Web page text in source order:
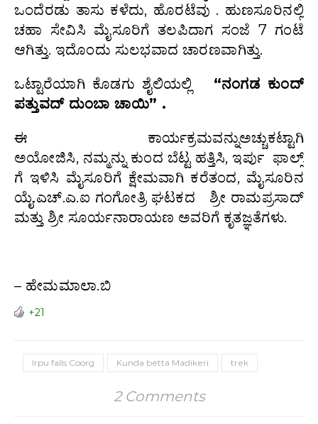
ಒಂದೆರಡು ತಾಸು ಕಳೆದು, ಹೊರಟೆವು . ಹುಣಸೂರಿನಲ್ಲಿ
ಚಹಾ ಸೇವಿಸಿ ಮೈಸೂರಿಗೆ ತಲಪಿದಾಗ ಸಂಜೆ 7 ಗಂಟೆ
ಆಗಿತ್ತು. ಇದೊಂದು ಸುಲಭವಾದ ಚಾರಣವಾಗಿತ್ತು.
ಒಟ್ಟಾರೆಯಾಗಿ ಕೊಡಗು ಶೈಲಿಯಲ್ಲಿ “ನಂಗಡ ಕುಂದ್
ಪತ್ತುವದ್ ದುಂಬಾ ಚಾಯಿ” .
ಈ ಕಾರ್ಯಕ್ರಮವನ್ನುಅಚ್ಚುಕಟ್ಟಾಗಿ
ಅಯೋಜಿಸಿ, ನಮ್ಮನ್ನು ಕುಂದ ಬೆಟ್ಟ ಹತ್ತಿಸಿ, ಇರ್ಪು ಫಾಲ್ಸ್
ಗೆ ಇಳಿಸಿ ಮೈಸೂರಿಗೆ ಕ್ಷೇಮವಾಗಿ ಕರೆತಂದ, ಮೈಸೂರಿನ
ಯೈ.ಎಚ್.ಎ.ಐ ಗಂಗೋತ್ರಿ ಘಟಕದ ಶ್ರೀ ರಾಮಪ್ರಸಾದ್
ಮತ್ತು ಶ್ರೀ ಸೂರ್ಯನಾರಾಯಣ ಅವರಿಗೆ ಕೃತಜ್ಞತೆಗಳು.
– ಹೇಮಮಾಲಾ.ಬಿ
+21
Irpu falls Coorg Kunda betta Madikeri trek
2 Comments